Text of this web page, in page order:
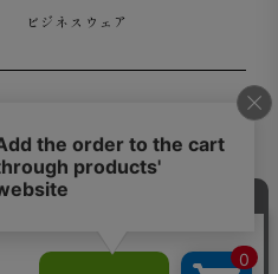
ビジネスウェア
お問い合わせ